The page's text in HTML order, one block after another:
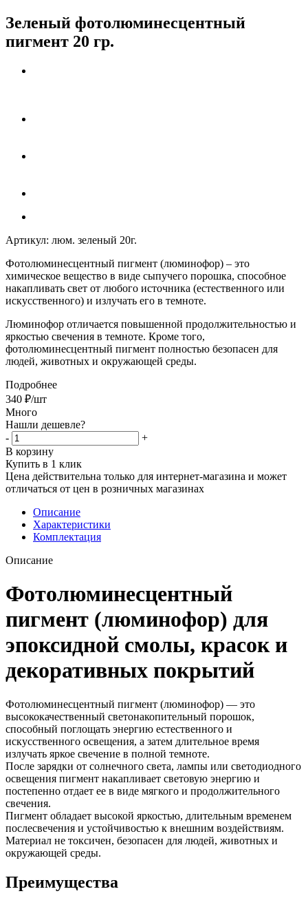
Зеленый фотолюминесцентный
пигмент 20 гр.
Артикул: люм. зеленый 20г.
Фотолюминесцентный пигмент (люминофор) – это
химическое вещество в виде сыпучего порошка, способное
накапливать свет от любого источника (естественного или
искусственного) и излучать его в темноте.
Люминофор отличается повышенной продолжительностью и
яркостью свечения в темноте. Кроме того,
фотолюминесцентный пигмент полностью безопасен для
людей, животных и окружающей среды.
Подробнее
340 ₽/шт
Много
Нашли дешевле?
-
+
В корзину
Купить в 1 клик
Цена действительна только для интернет-магазина и может
отличаться от цен в розничных магазинах
Описание
Характеристики
Комплектация
Описание
Фотолюминесцентный
пигмент (люминофор) для
эпоксидной смолы, красок и
декоративных покрытий
Фотолюминесцентный пигмент (люминофор) — это
высококачественный светонакопительный порошок,
способный поглощать энергию естественного и
искусственного освещения, а затем длительное время
излучать яркое свечение в полной темноте.
После зарядки от солнечного света, лампы или светодиодного
освещения пигмент накапливает световую энергию и
постепенно отдает ее в виде мягкого и продолжительного
свечения.
Пигмент обладает высокой яркостью, длительным временем
послесвечения и устойчивостью к внешним воздействиям.
Материал не токсичен, безопасен для людей, животных и
окружающей среды.
Преимущества